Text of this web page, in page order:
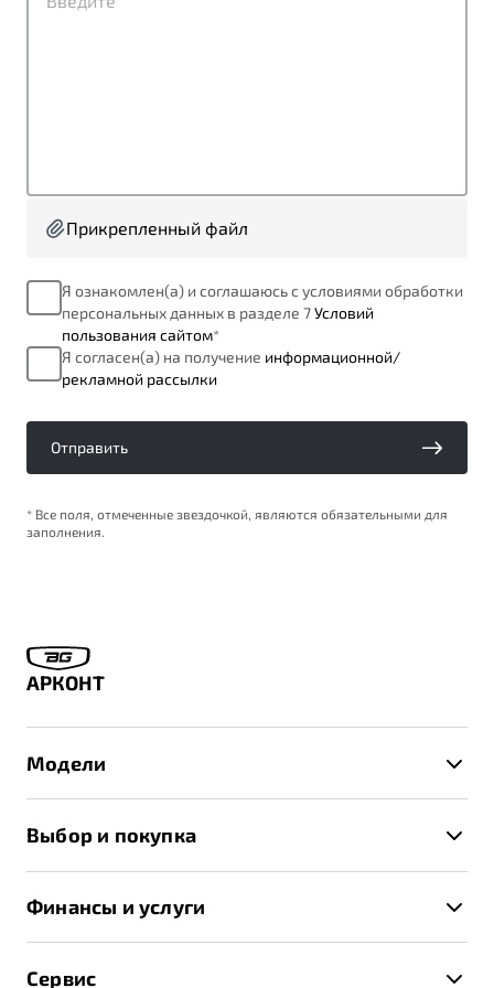
от 1 699 990 ₽*
Универсальный кроссовер
Обзор В наличии
Тест-драйв
Автокредит
Спецпредложения
Преимущества программы
Запись на сервис
Калькулятор ТО
Клиентская поддержка
Прикрепленный файл
Я ознакомлен(а) и соглашаюсь с условиями обработки
персональных данных в разделе 7Условий
пользования сайтом*
Я согласен(а) на получение информационной/
рекламной рассылки
Отправить
* Все поля, отмеченные звездочкой, являются обязательными для
заполнения.
АРКОНТ
Модели
X70
Выбор и покупка
Спецпредложения и Акции
Записаться на тест-драйв
Финансы и услуги
Сервис